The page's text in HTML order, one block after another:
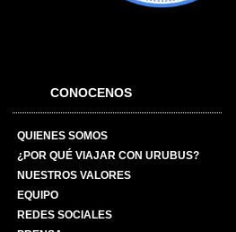
CONOCENOS
QUIENES SOMOS
¿POR QUÉ VIAJAR CON URUBUS?
NUESTROS VALORES
EQUIPO
REDES SOCIALES